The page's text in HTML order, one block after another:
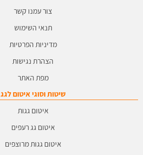
צור עמנו קשר
תנאי השימוש
מדיניות הפרטיות
הצהרת נגישות
מפת האתר
שיטות וסוגי איטום לגג
איטום גגות
איטום גג רעפים
איטום גגות מרוצפים